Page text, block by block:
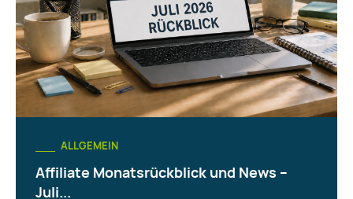
ALLGEMEIN
Affiliate Monatsrückblick und News –
Juli...